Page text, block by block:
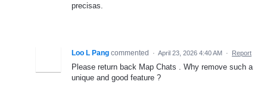
precisas.
Loo L Pang commented · April 23, 2026 4:40 AM · Report
Please return back Map Chats . Why remove such a
unique and good feature ?